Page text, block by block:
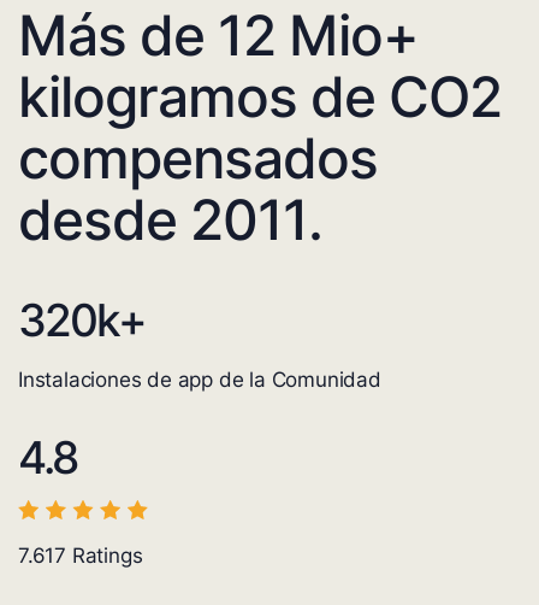
Más de 12 Mio+
kilogramos de CO2
compensados
desde 2011.
320k+
Instalaciones de app de la Comunidad
4.8
7.617 Ratings